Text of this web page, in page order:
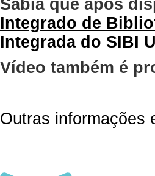
Sabia que após
Integrado de
Integrada do SIBI
Vídeo também é
Outras informações